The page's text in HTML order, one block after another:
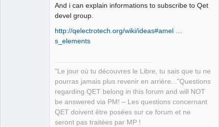
And i can explain informations to subscribe to Qet
devel group.
http://qelectrotech.org/wiki/ideas#amel …
s_elements
"Le jour où tu découvres le Libre, tu sais que tu ne
pourras jamais plus revenir en arrière..."Questions
regarding QET belong in this forum and will NOT
be answered via PM! – Les questions concernant
QET doivent être posées sur ce forum et ne
seront pas traitées par MP !